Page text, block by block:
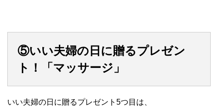
⑤いい夫婦の日に贈るプレゼン
ト！「マッサージ」
いい夫婦の日に贈るプレゼント5つ目は、